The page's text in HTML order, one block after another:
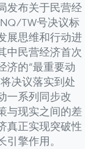
发布关于民营经
TW号决议标
展思维和行动进
中民营经济首次
济的“最重要动
决议落实到处
一系列同步改
与现实之间的差
真正实现突破性
擎作用。